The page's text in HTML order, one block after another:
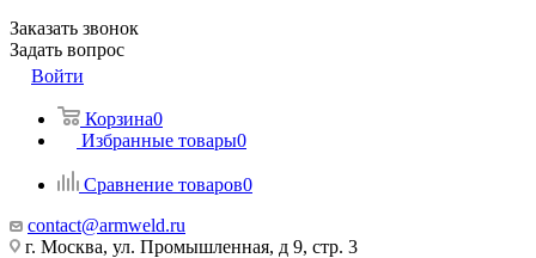
Заказать звонок
Задать вопрос
Войти
Корзина0
Избранные товары0
Сравнение товаров0
contact@armweld.ru
г. Москва, ул. Промышленная, д 9, стр. 3